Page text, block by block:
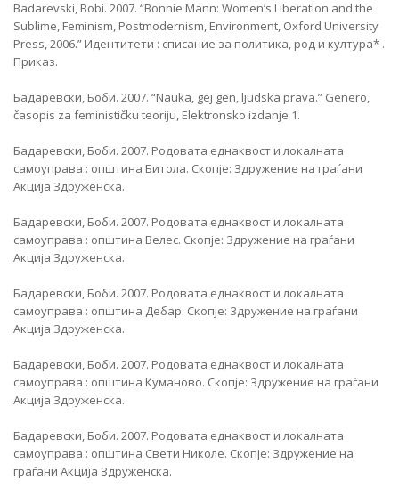
Badarevski, Bobi. 2007. “Bonnie Mann: Women’s Liberation and the
Sublime, Feminism, Postmodernism, Environment, Oxford University
Press, 2006.” Идентитети : списание за политика, род и култура* .
Приказ.
Бадаревски, Боби. 2007. “Nauka, gej gen, ljudska prava.” Genero,
časopis za feminističku teoriju, Elektronsko izdanje 1.
Бадаревски, Боби. 2007. Родовата еднаквост и локалната
самоуправа : општина Битола. Скопје: Здружение на граѓани
Акција Здруженска.
Бадаревски, Боби. 2007. Родовата еднаквост и локалната
самоуправа : општина Велес. Скопје: Здружение на граѓани
Акција Здруженска.
Бадаревски, Боби. 2007. Родовата еднаквост и локалната
самоуправа : општина Дебар. Скопје: Здружение на граѓани
Акција Здруженска.
Бадаревски, Боби. 2007. Родовата еднаквост и локалната
самоуправа : општина Куманово. Скопје: Здружение на граѓани
Акција Здруженска.
Бадаревски, Боби. 2007. Родовата еднаквост и локалната
самоуправа : општина Свети Николе. Скопје: Здружение на
граѓани Акција Здруженска.